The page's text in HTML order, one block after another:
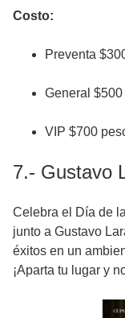
Costo:
Preventa
General
VIP $700
7.- Gustavo
Celebra el Día de
junto a Gustavo
éxitos en un
¡Aparta tu lugar y